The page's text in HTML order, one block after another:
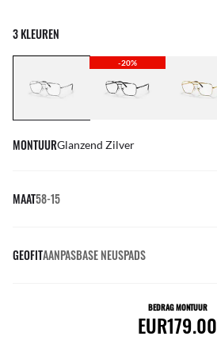
3 KLEUREN
-20%
MONTUURGlanzend Zilver
MAAT58-15
GEOFITAANPASBASE NEUSPADS
BEDRAG MONTUUR
EUR179.00